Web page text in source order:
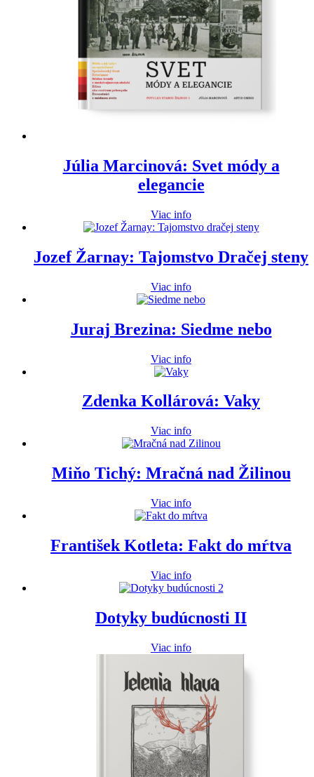
Júlia Marcinová: Svet módy a
elegancie
Viac info
Jozef Žarnay: Tajomstvo Dračej steny
Viac info
Juraj Brezina: Siedme nebo
Viac info
Zdenka Kollárová: Vaky
Viac info
Miňo Tichý: Mračná nad Žilinou
Viac info
František Kotleta: Fakt do mŕtva
Viac info
Dotyky budúcnosti II
Viac info